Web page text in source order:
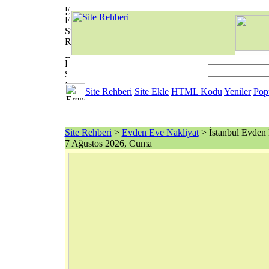
Site Rehberi Site Ekle HTML Kodu Yeniler
Site Rehberi > Evden Eve Nakliyat> İstanbul Evden
7 Ağustos 2026, Cuma